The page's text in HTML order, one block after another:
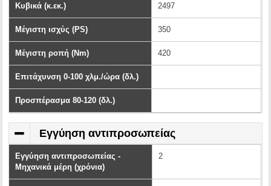
Κυβικά (κ.εκ.) 2497
Μέγιστη ισχύς (PS) 350
Μέγιστη ροπή (Nm) 420
Επιτάχυνση 0-100 χλμ./ώρα (δλ.)
Προσπέρασμα 80-120 (δλ.)
Εγγύηση αντιπροσωπείας
Εγγύηση αντιπροσωπείας -
Μηχανικά μέρη (χρόνια)
2